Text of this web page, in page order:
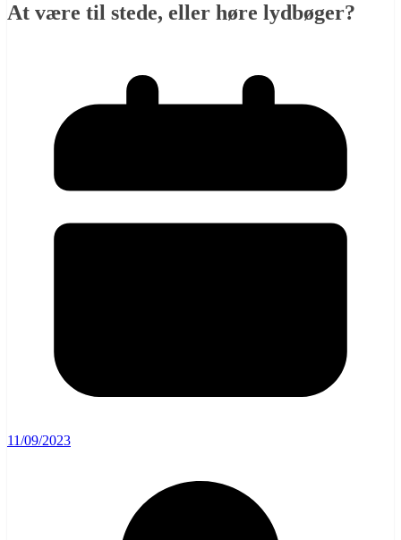
At være til stede, eller høre lydbøger?
11/09/2023